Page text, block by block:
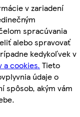
v zariadení
spracúvania
alebo spravovať
kedykoľvek v
a cookies. Tieto
údaje o
spôsob, akým vám